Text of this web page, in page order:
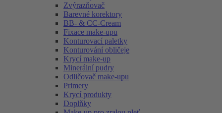
Zvýrazňovač
Barevné korektory
BB- & CC-Cream
Fixace make-upu
Konturovací paletky
Konturování obličeje
Krycí make-up
Minerální pudry
Odličovač make-upu
Primery
Krycí produkty
Doplňky